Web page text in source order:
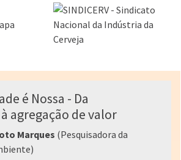
é Nossa - Da
agregação de valor
Marques (Pesquisadora da